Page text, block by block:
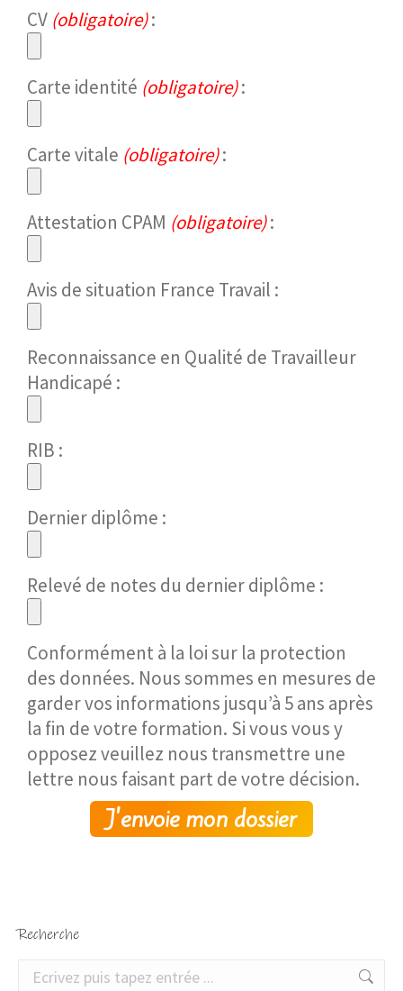
CV (obligatoire):
Carte identité (obligatoire):
Carte vitale (obligatoire):
Attestation CPAM (obligatoire):
Avis de situation France Travail :
Reconnaissance en Qualité de Travailleur
Handicapé :
RIB :
Dernier diplôme :
Relevé de notes du dernier diplôme :
Conformément à la loi sur la protection
des données. Nous sommes en mesures de
garder vos informations jusqu’à 5 ans après
la fin de votre formation. Si vous vous y
opposez veuillez nous transmettre une
lettre nous faisant part de votre décision.
Recherche